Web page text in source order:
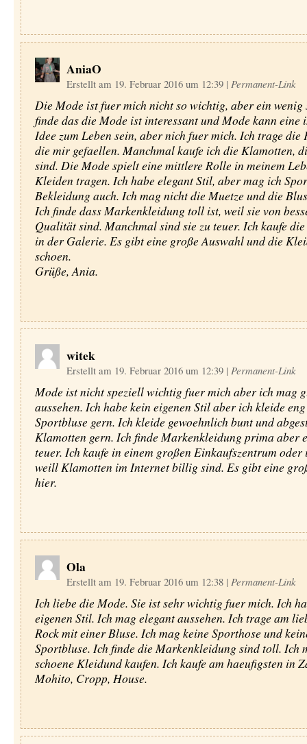
AniaO
Erstellt am 19. Februar 2016 um 12:39 | Permanent-Link
Die Mode ist fuer mich nicht so wichtig, aber ein wenig
finde das die Mode ist interessant und Mode kann eine
Idee zum Leben sein, aber nich fuer mich. Ich trage die
die mir gefaellen. Manchmal kaufe ich die Klamotten,
sind. Die Mode spielt eine mittlere Rolle in meinem
Kleiden tragen. Ich habe elegant Stil, aber mag ich
Bekleidung auch. Ich mag nicht die Muetze und die
Ich finde dass Markenkleidung toll ist, weil sie von
Qualität sind. Manchmal sind sie zu teuer. Ich kaufe
in der Galerie. Es gibt eine große Auswahl und die
schoen.
Grüße, Ania.
witek
Erstellt am 19. Februar 2016 um 12:39 | Permanent-Link
Mode ist nicht speziell wichtig fuer mich aber ich mag
aussehen. Ich habe kein eigenen Stil aber ich kleide
Sportbluse gern. Ich kleide gewoehnlich bunt und
Klamotten gern. Ich finde Markenkleidung prima aber
teuer. Ich kaufe in einem großen Einkaufszentrum
weill Klamotten im Internet billig sind. Es gibt eine
hier.
Ola
Erstellt am 19. Februar 2016 um 12:38 | Permanent-Link
Ich liebe die Mode. Sie ist sehr wichtig fuer mich. Ich
eigenen Stil. Ich mag elegant aussehen. Ich trage am
Rock mit einer Bluse. Ich mag keine Sporthose und
Sportbluse. Ich finde die Markenkleidung sind toll. Ich
schoene Kleidund kaufen. Ich kaufe am haeufigsten in
Mohito, Cropp, House.